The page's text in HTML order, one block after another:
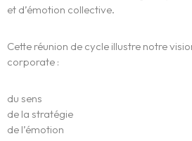
et d’émotion collective.
Cette réunion de cycle illustre notre
corporate :
du sens
de la stratégie
de l’émotion